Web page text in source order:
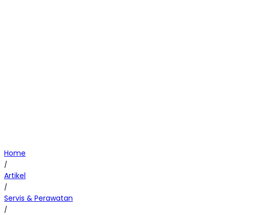
Home
/
Artikel
/
Servis & Perawatan
/